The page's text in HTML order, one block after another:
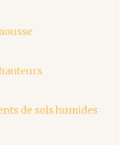
de sols humides